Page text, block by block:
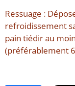
Ressuage :
refroidissement
pain tiédir au
(préférablement